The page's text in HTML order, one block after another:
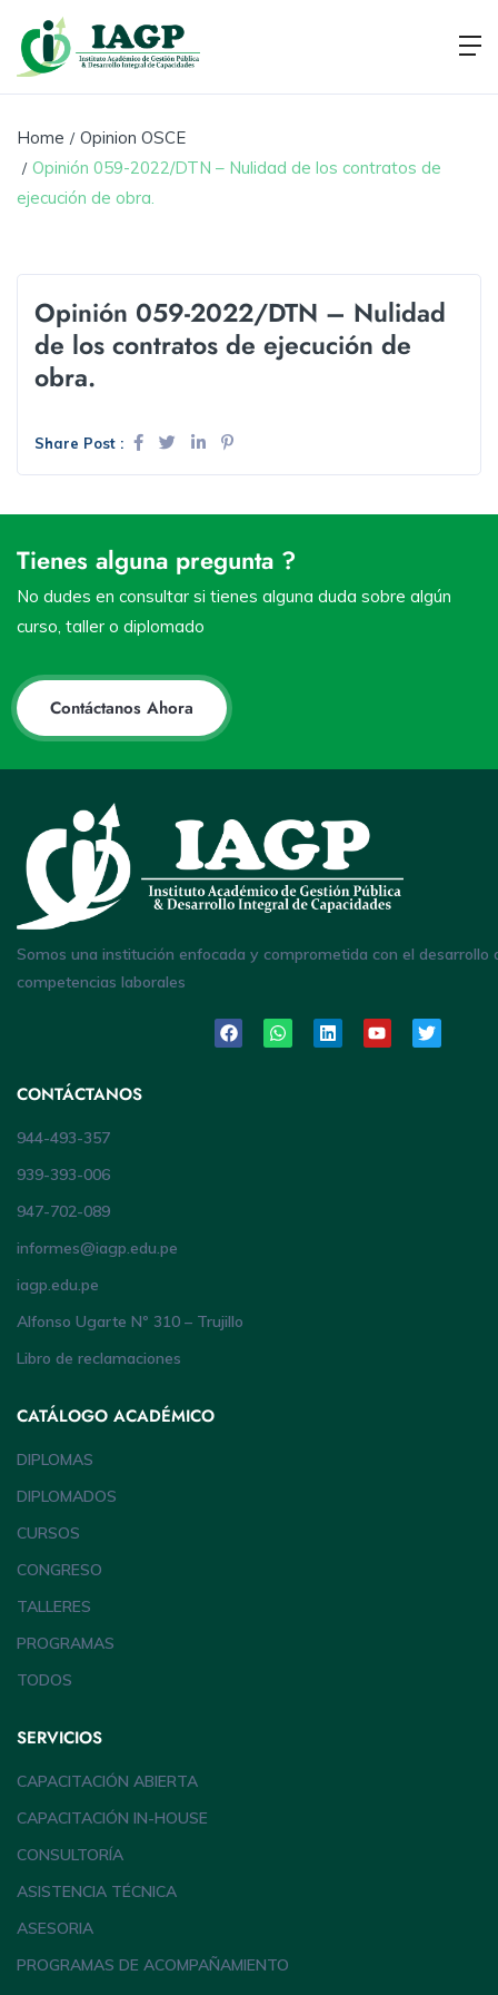
Home
Opinion OSCE
Opinión 059-2022/DTN – Nulidad de los contratos de
ejecución de obra.
Opinión 059-2022/DTN – Nulidad
de los contratos de ejecución de
obra.
Share Post :
Tienes alguna pregunta ?
No dudes en consultar si tienes alguna duda sobre algún
curso, taller o diplomado
Contáctanos Ahora
Somos una institución enfocada y comprometida con el desarrollo
competencias laborales
CONTÁCTANOS
944-493-357
939-393-006
947-702-089
informes@iagp.edu.pe
iagp.edu.pe
Alfonso Ugarte Nº 310 – Trujillo
Libro de reclamaciones
CATÁLOGO ACADÉMICO
DIPLOMAS
DIPLOMADOS
CURSOS
CONGRESO
TALLERES
PROGRAMAS
TODOS
SERVICIOS
CAPACITACIÓN ABIERTA
CAPACITACIÓN IN-HOUSE
CONSULTORÍA
ASISTENCIA TÉCNICA
ASESORIA
PROGRAMAS DE ACOMPAÑAMIENTO